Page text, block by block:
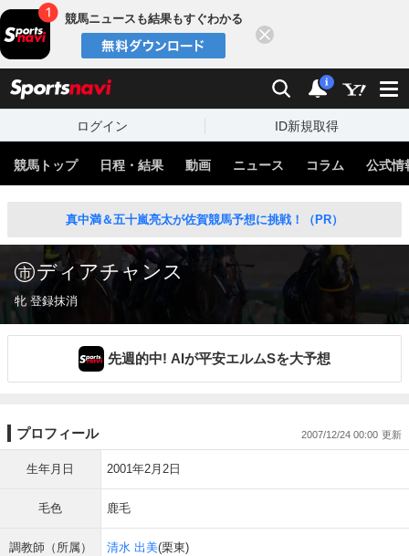
競馬ニュースも結果もすぐわかる
検索 通知
i
ログイン ID新規取得
競馬トップ 日程・結果 動画 ニュース コラム 公式情
真中満＆五十嵐亮太が佐賀競馬予想に挑戦！（PR）
ディアチャンス
牝 登録抹消
先週的中! AIが平安エルムSを大予想
プロフィール 2007/12/24 00:00
生年月日 2001年2月2日
毛色 鹿毛
調教師（所属） 清水 出美(栗東)